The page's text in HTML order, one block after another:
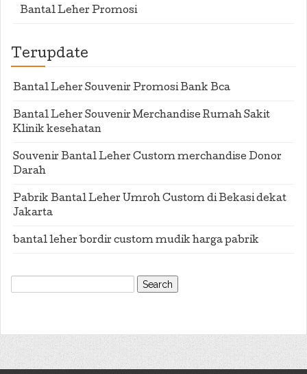
Bantal Leher Promosi
Terupdate
Bantal Leher Souvenir Promosi Bank Bca
Bantal Leher Souvenir Merchandise Rumah Sakit
Klinik kesehatan
Souvenir Bantal Leher Custom merchandise Donor
Darah
Pabrik Bantal Leher Umroh Custom di Bekasi dekat
Jakarta
bantal leher bordir custom mudik harga pabrik
Search
for: